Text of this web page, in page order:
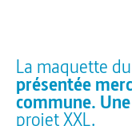
La maquette
présentée
commune.
projet XXL.